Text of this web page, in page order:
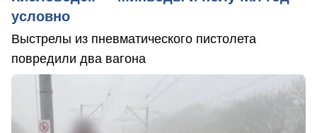
условно
Выстрелы из пневматического пистолета
повредили два вагона